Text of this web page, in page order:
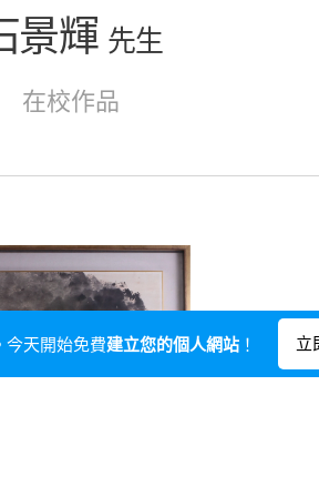
景輝 先生
在校作品
今天開始免費建立您的個人網站！ 立